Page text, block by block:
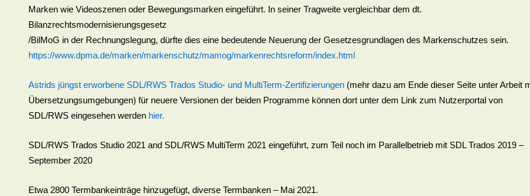
Marken wie Videoszenen oder Bewegungsmarken eingeführt. In seiner Tragweite vergleichbar dem dt.
Bilanzrechtsmodernisierungsgesetz
/BilMoG in der Rechnungslegung, dürfte dies eine bedeutende Neuerung der Gesetzesgrundlagen des Markenschutzes sein.
https://www.dpma.de/marken/markenschutz/mamog/markenrechtsreform/index.html
Astrids jüngst erworbene SDL/RWS Trados Studio- und MultiTerm-Zertifizierungen (mehr dazu am Ende dieser Seite unter Arbeit
Übersetzungsumgebungen) für neuere Versionen der beiden Programme können dort unter dem Link zum Nutzerportal von
SDL/RWS eingesehen werden hier.
SDL/RWS Trados Studio 2021 and SDL/RWS MultiTerm 2021 eingeführt, zum Teil noch im Parallelbetrieb mit SDL Trados 2019 –
September 2020
Etwa 2800 Termbankeinträge hinzugefügt, diverse Termbanken – Mai 2021.